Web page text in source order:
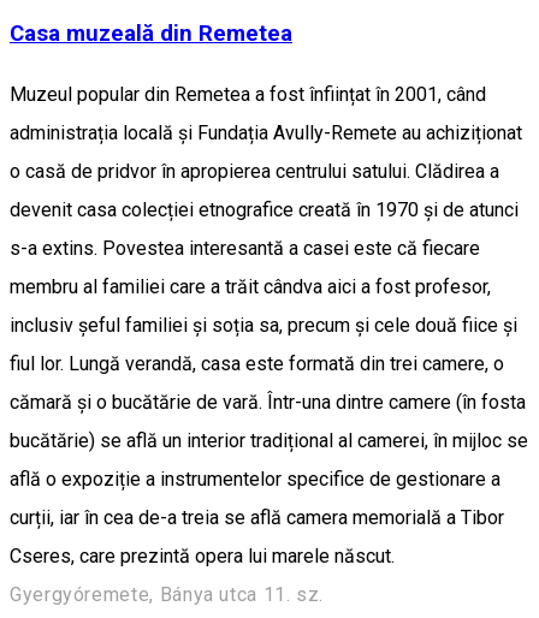
Casa muzeală din Remetea
Muzeul popular din Remetea a fost înființat în 2001, când
administrația locală și Fundația Avully-Remete au achiziționat
o casă de pridvor în apropierea centrului satului. Clădirea a
devenit casa colecției etnografice creată în 1970 și de atunci
s-a extins. Povestea interesantă a casei este că fiecare
membru al familiei care a trăit cândva aici a fost profesor,
inclusiv șeful familiei și soția sa, precum și cele două fiice și
fiul lor. Lungă verandă, casa este formată din trei camere, o
cămară și o bucătărie de vară. Într-una dintre camere (în fosta
bucătărie) se află un interior tradițional al camerei, în mijloc se
află o expoziție a instrumentelor specifice de gestionare a
curții, iar în cea de-a treia se află camera memorială a Tibor
Cseres, care prezintă opera lui marele născut.
Gyergyóremete, Bánya utca 11. sz.